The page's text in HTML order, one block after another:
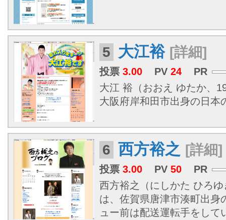
5 大江裕 [詳細]
投票 3.00 PV 24
PR
大江 裕（おおえ ゆたか、
大阪府岸和田市出身の日本
6 西方裕之 [詳細]
投票 3.00 PV 50
PR
西方裕之（にしかた ひろ
は、佐賀県唐津市湊町出身
ュー前は配送運転手をし